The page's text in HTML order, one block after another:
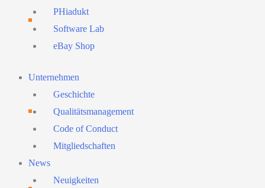
PHiadukt
Software Lab
eBay Shop
Unternehmen
Geschichte
Qualitätsmanagement
Code of Conduct
Mitgliedschaften
News
Neuigkeiten